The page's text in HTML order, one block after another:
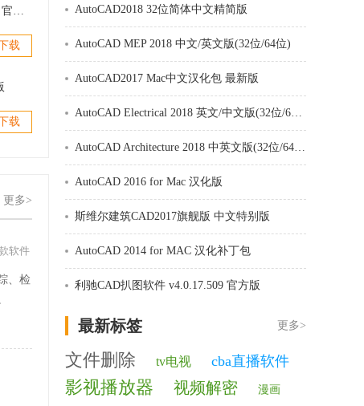
DwgTranslator(图纸翻译专家) v2.5 官方版
载
载
更多>
软件
、检
AutoCAD2018 32位简体中文精简版
AutoCAD MEP 2018 中文/英文版(32位/64位)
AutoCAD2017 Mac中文汉化包 最新版
AutoCAD Electrical 2018 英文/中文版(32位/64位)
AutoCAD Architecture 2018 中英文版(32位/64位)
AutoCAD 2016 for Mac 汉化版
斯维尔建筑CAD2017旗舰版 中文特别版
AutoCAD 2014 for MAC 汉化补丁包
利驰CAD扒图软件 v4.0.17.509 官方版
最新标签 更多>
文件删除 tv电视 cba直播软件
影视播放器 视频解密 漫画